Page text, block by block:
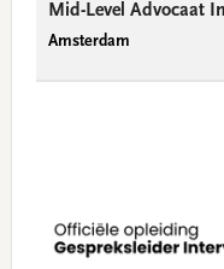
Mid-Level Advocaat
Amsterdam